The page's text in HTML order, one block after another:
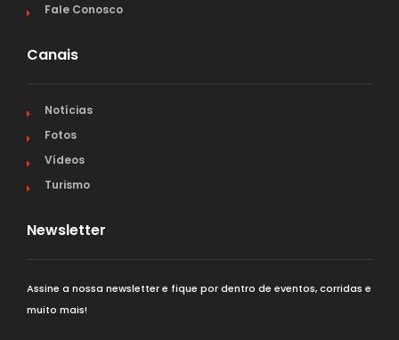
Fale Conosco
Canais
Notícias
Fotos
Vídeos
Turismo
Newsletter
Assine a nossa newsletter e fique por dentro de eventos, corridas e
muito mais!